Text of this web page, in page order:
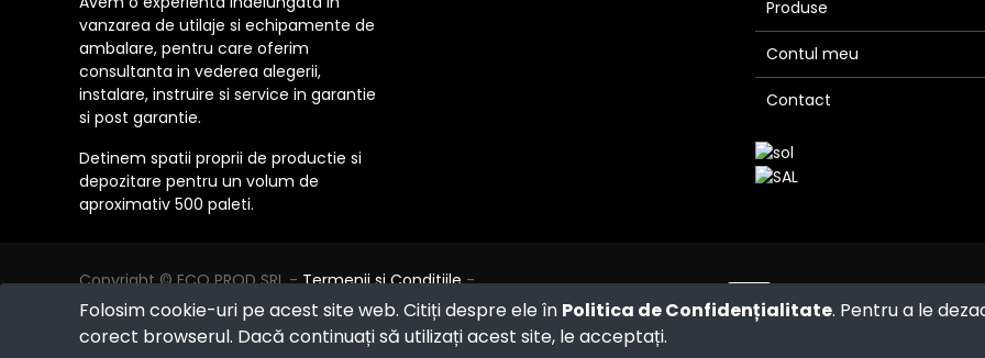
Folosim cookie-uri pe acest site web. Citiți despre ele în Politica de Confidențialitate. Pentru a le
corect browserul. Dacă continuați să utilizați acest site, le acceptați.
vanzarea de utilaje si echipamente de
ambalare, pentru care oferim
consultanta in vederea alegerii,
instalare, instruire si service in garantie
si post garantie.
Detinem spatii proprii de productie si
depozitare pentru un volum de
aproximativ 500 paleti.
Produse
Contul meu
Contact
Copyright © ECO PROD SRL -Termenii si Conditiile -
Politica de Confidențialitate -Consultanță juridică -
Politica de retur
Cum cumpăr?
eCommerce